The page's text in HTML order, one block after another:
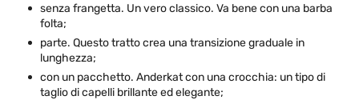
senza frangetta. Un vero classico. Va bene con una barba
folta;
parte. Questo tratto crea una transizione graduale in
lunghezza;
con un pacchetto. Anderkat con una crocchia: un tipo di
taglio di capelli brillante ed elegante;